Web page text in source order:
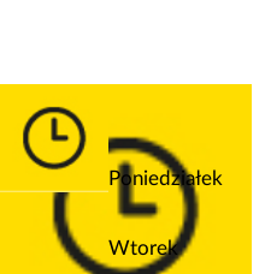
Poniedziałek
Wtorek